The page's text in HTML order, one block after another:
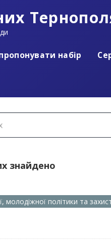
набір
знайдено
молодіжної політики та